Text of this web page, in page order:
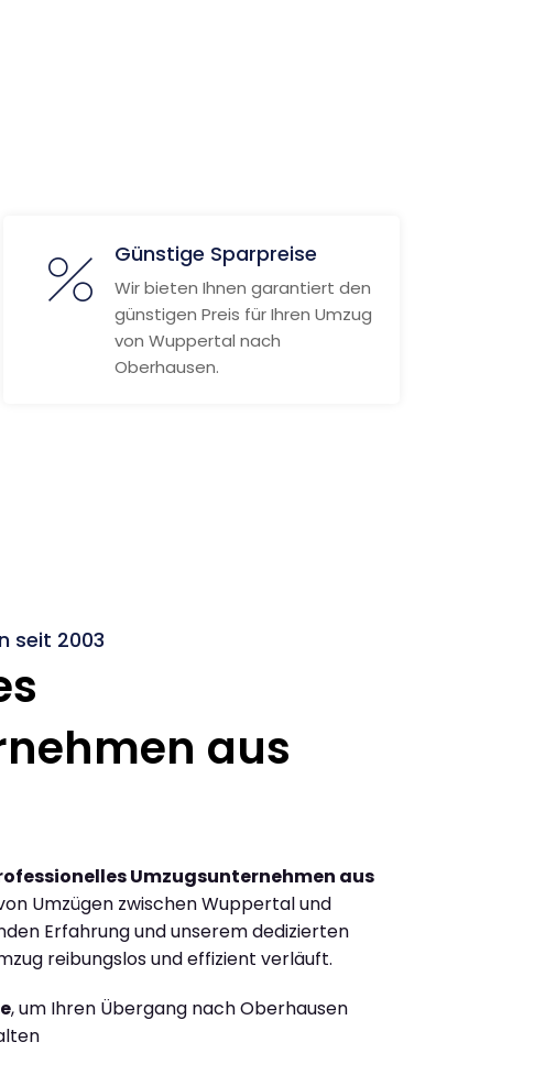
Günstige Sparpreise
Wir bieten Ihnen garantiert den
günstigen Preis für Ihren Umzug
von Wuppertal nach
Oberhausen.
seit 2003
aus
Umzugsunternehmen aus
Umzügen zwischen Wuppertal und
Erfahrung und unserem dedizierten
reibungslos und effizient verläuft.
, um Ihren Übergang nach Oberhausen